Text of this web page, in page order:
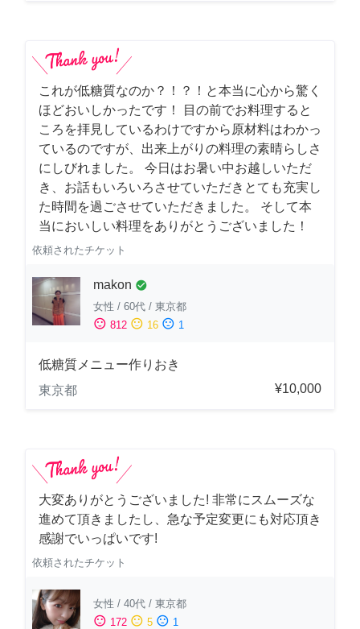
これが低糖質なのか？！？！と本当に心から驚く
ほどおいしかったです！ 目の前でお料理すると
ころを拝見しているわけですから原材料はわかっ
ているのですが、出来上がりの料理の素晴らしさ
にしびれました。 今日はお暑い中お越しいただ
き、お話もいろいろさせていただきとても充実し
た時間を過ごさせていただきました。 そして本
当においしい料理をありがとうございました！
依頼されたチケット
makon check_circle
女性 / 60代 / 東京都
sentiment_satisfied 812 sentiment_neutral 16 sentiment_dissatisfied 1
低糖質メニュー作りおき
東京都
¥10,000
大変ありがとうございました! 非常にスムーズな
進めて頂きましたし、急な予定変更にも対応頂き
感謝でいっぱいです!
依頼されたチケット
女性 / 40代 / 東京都
sentiment_satisfied 172 sentiment_neutral 5 sentiment_dissatisfied 1